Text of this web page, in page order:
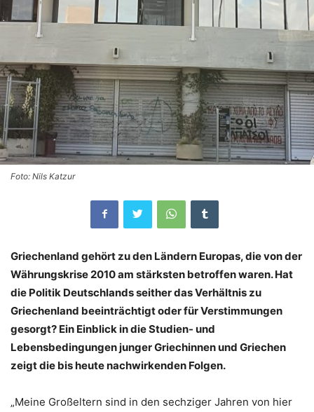
Foto: Nils Katzur
Griechenland gehört zu den Ländern Europas, die von der
Währungskrise 2010 am stärksten betroffen waren. Hat
die Politik Deutschlands seither das Verhältnis zu
Griechenland beeinträchtigt oder für Verstimmungen
gesorgt? Ein Einblick in die Studien- und
Lebensbedingungen junger Griechinnen und Griechen
zeigt die bis heute nachwirkenden Folgen.
„Meine Großeltern sind in den sechziger Jahren von hier